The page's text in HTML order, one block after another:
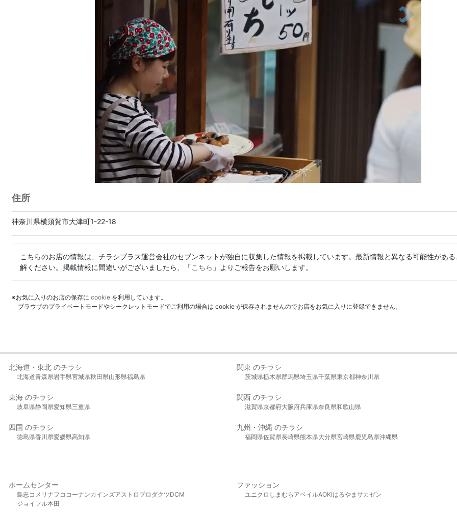
住所
神奈川県横須賀市大津町1-22-18
こちらのお店の情報は、チラシプラス運営会社のセブンネットが独自に収集した情報を掲載しています。最新情報と異なる可能性があ
解ください。掲載情報に間違いがございましたら、「こちら 」よりご報告をお願いします。
※お気に入りのお店の保存に cookie を利用しています。
ブラウザのプライベートモードやシークレットモードでご利用の場合は cookie が保存されませんのでお店をお気に入りに登録できません。
北海道・東北 のチラシ
北海道青森県岩手県宮城県秋田県山形県福島県
関東 のチラシ
茨城県栃木県群馬県埼玉県千葉県東京都神奈川県
東海 のチラシ
岐阜県静岡県愛知県三重県
関西 のチラシ
滋賀県京都府大阪府兵庫県奈良県和歌山県
四国 のチラシ
徳島県香川県愛媛県高知県
九州・沖縄 のチラシ
福岡県佐賀県長崎県熊本県大分県宮崎県鹿児島県沖縄県
ホームセンター
島忠 コメリ ナフコ コーナンカインズアストロプロダクツDCM
ジョイフル本田
ファッション
ユニクロ しまむら アベイルAOKIはるやま サカゼン